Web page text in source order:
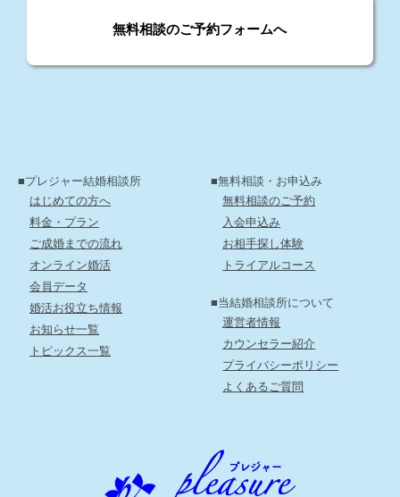
無料相談のご予約フォームへ
■プレジャー結婚相談所
はじめての方へ
料金・プラン
ご成婚までの流れ
オンライン婚活
会員データ
婚活お役立ち情報
お知らせ一覧
トピックス一覧
■無料相談・お申込み
無料相談のご予約
入会申込み
お相手探し体験
トライアルコース
■当結婚相談所について
運営者情報
カウンセラー紹介
プライバシーポリシー
よくあるご質問